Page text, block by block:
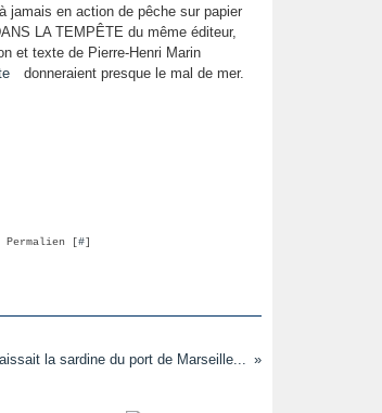
jamais en action de pêche sur papier
LA TEMPÊTE du même éditeur,
et texte de Pierre-Henri Marin
donneraient presque le mal de mer.
Permalien [#]
la sardine du port de Marseille...